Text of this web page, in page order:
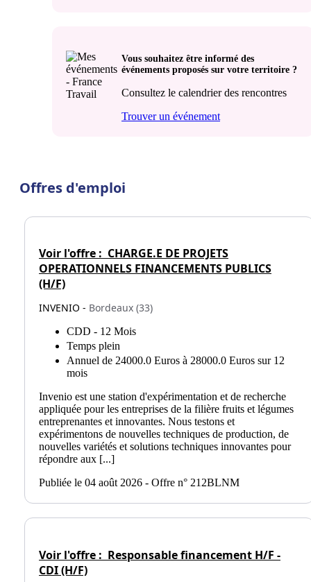
Vous souhaitez être informé des
événements proposés sur votre territoire ?
Consultez le calendrier des rencontres
Trouver un événement
Offres d'emploi
Voir l'offre : CHARGE.E DE PROJETS
OPERATIONNELS FINANCEMENTS PUBLICS
(H/F)
INVENIO - Bordeaux (33)
CDD - 12 Mois
Temps plein
Annuel de 24000.0 Euros à 28000.0 Euros sur 12
mois
Invenio est une station d'expérimentation et de recherche
appliquée pour les entreprises de la filière fruits et légumes
entreprenantes et innovantes. Nous testons et
expérimentons de nouvelles techniques de production, de
nouvelles variétés et solutions techniques innovantes pour
répondre aux [...]
Publiée le 04 août 2026 - Offre n° 212BLNM
Voir l'offre : Responsable financement H/F -
CDI (H/F)